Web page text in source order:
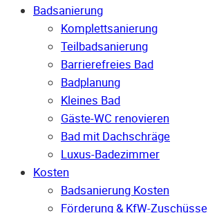
Badsanierung
Komplettsanierung
Teilbadsanierung
Barrierefreies Bad
Badplanung
Kleines Bad
Gäste-WC renovieren
Bad mit Dachschräge
Luxus-Badezimmer
Kosten
Badsanierung Kosten
Förderung & KfW-Zuschüsse